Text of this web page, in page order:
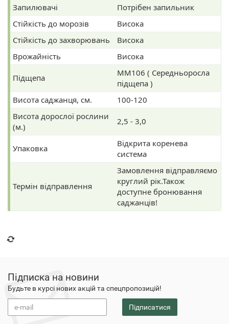
Запилювачі
Потрібен запильник
Стійкість до морозів
Висока
Стійкість до захворювань
Висока
Врожайність
Висока
Підщепа
ММ106 ( Середньоросла
підщепа )
Висота саджанця, см.
100-120
Висота дорослої рослини
(м.)
2,5 - 3,0
Упаковка
Відкрита коренева
система
Термін відправлення
Замовлення відправляємо
круглий рік.Також
доступне бронювання
саджанців!
Підписка на новини
Будьте в курсі нових акцій та спецпропозицій!
Підписатися